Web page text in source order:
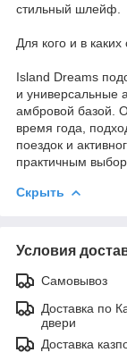
стильный шлейф.
Для кого и в каких
Island Dreams
и универсальные
амбровой базой.
время года,
поездок и
практичным
Скрыть
Условия
Самовывоз
Доставка по
двери
Доставка